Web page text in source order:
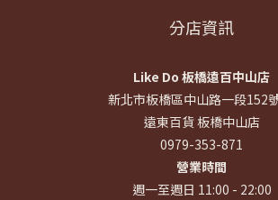
分店資訊
Like Do 板橋遠百中山店
新北市板橋區中山路一段152
遠東百貨 板橋中山店
0979-353-871
營業時間
週一至週日 11:00 - 22:00